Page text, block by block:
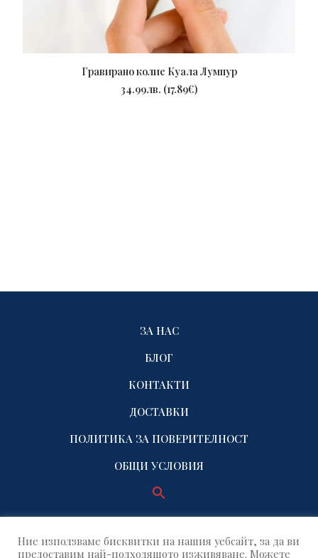
Гравирано колие Куала Лумпур
34.99лв. (17.89€)
ЗА НАС
БЛОГ
КОНТАКТИ
ДОСТАВКИ
ПОЛИТИКА ЗА ПОВЕРИТЕЛНОСТ
ОБЩИ УСЛОВИЯ
Ние използваме бисквитки на нашия уебсайт, за да ви
предоставим най-подходящото изживяване. Можете